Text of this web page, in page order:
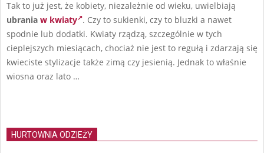
Tak to już jest, że kobiety, niezależnie od wieku, uwielbiają
ubrania w kwiaty . Czy to sukienki, czy to bluzki a nawet
spodnie lub dodatki. Kwiaty rządzą, szczególnie w tych
cieplejszych miesiącach, chociaż nie jest to regułą i zdarzają się
kwieciste stylizacje także zimą czy jesienią. Jednak to właśnie
wiosna oraz lato …
HURTOWNIA ODZIEŻY